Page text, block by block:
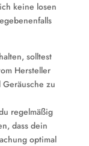
keine losen
solltest
Hersteller
zu
regelmäßig
dass dein
optimal